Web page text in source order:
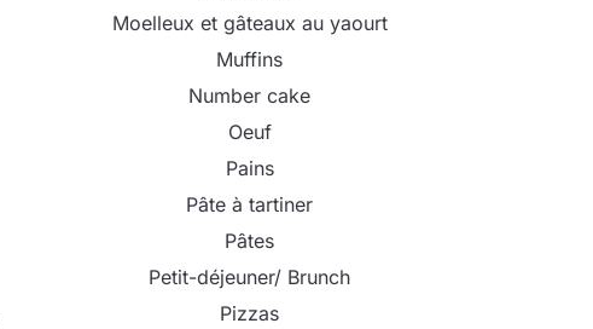
Moelleux et gâteaux au yaourt
Muffins
Number cake
Oeuf
Pains
Pâte à tartiner
Pâtes
Petit-déjeuner/ Brunch
Pizzas